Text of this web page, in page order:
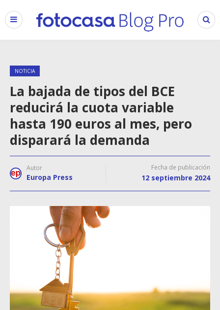
NOTICIA
La bajada de tipos del BCE
reducirá la cuota variable
hasta 190 euros al mes, pero
disparará la demanda
Autor
Europa Press
Fecha de publicación
12 septiembre 2024